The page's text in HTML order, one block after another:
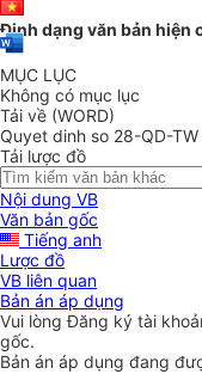
Định dạng văn bản hiện
MỤC LỤC
Không có mục lục
Tải về (WORD)
Quyet dinh so 28-QD-
Tải lược đồ
Nội dung VB
Văn bản gốc
Tiếng anh
Lược đồ
VB liên quan
Bản án áp dụng
Vui lòngĐăng ký tài
gốc.
Bản án áp dụng đang